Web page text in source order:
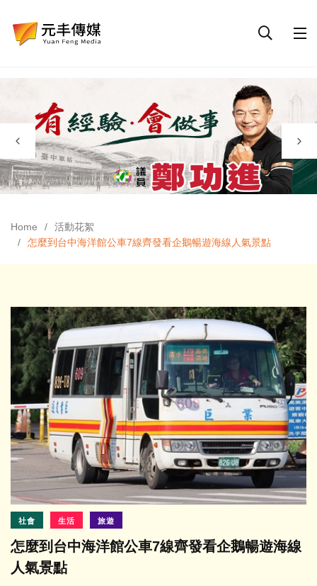
Home
活動花絮
怎麼到台中海洋館公車7線齊發看企鵝暢遊海線人氣景點
社會 生活 旅遊
怎麼到台中海洋館公車7線齊發看企鵝暢遊海線
人氣景點